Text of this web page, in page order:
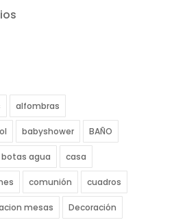
alfombras
babyshower BAÑO
botas agua casa
comunión cuadros
mesas Decoración